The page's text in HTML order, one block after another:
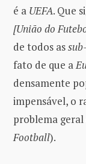
é a UEFA. Que
[União do
de todos as
fato de que a
densamente
impensável, o
problema
Football).